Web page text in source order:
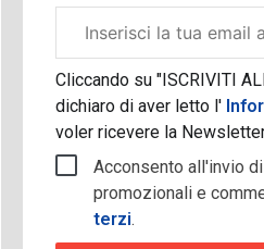
aziendale
Cliccando su "ISCRIVITI
dichiaro di aver letto l'
voler ricevere la
Acconsento all'invio
promozionali e
terzi.